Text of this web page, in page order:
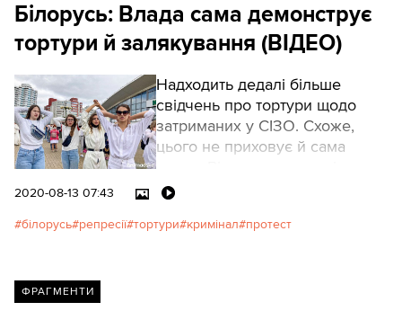
Білорусь: Влада сама демонструє
тортури й залякування (ВІДЕО)
Надходить дедалі більше
свідчень про тортури щодо
затриманих у СІЗО. Схоже,
цього не приховує й сама
побитих молодих людей
державне телебачення:
2020-08-13 07:43
білорусь репресії тортури кримінал протест
ФРАГМЕНТИ